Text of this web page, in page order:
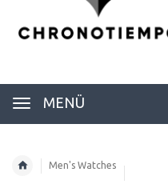
MENÜ
Men's Watches